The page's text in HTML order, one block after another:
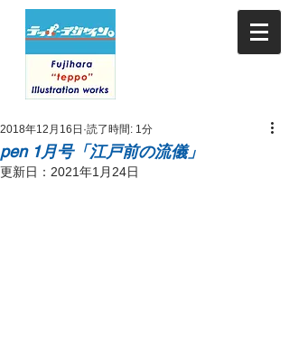
pen 1月号「江戸前の流儀」
2018年12月16日 読了時間: 1分
更新日： 2021年1月24日